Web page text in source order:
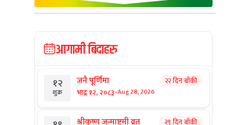
आगामी बिदाहरु
१२
शुक्र
जनै पूर्णिमा
भाद्र १२, २०८३-Aug 28, 2026
२२ दिन बाँकी
श्रीकृष्ण जन्माष्टमी व्रत २९ दिन बाँकी